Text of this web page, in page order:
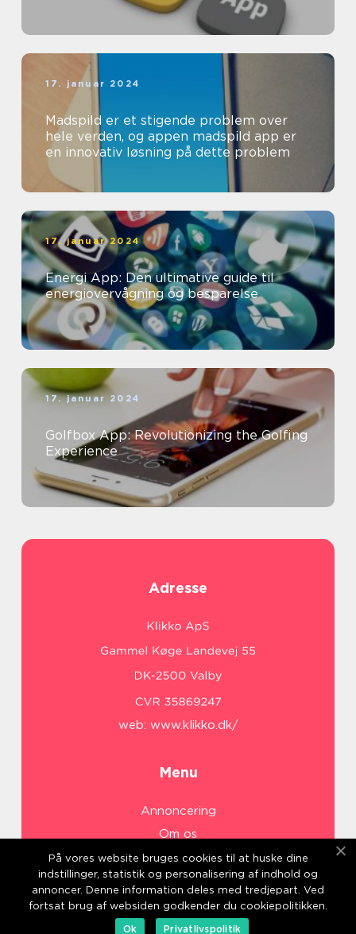
17. januar 2024
Madspild er et stigende problem over
hele verden, og appen madspild app er
en innovativ løsning på dette problem
17. januar 2024
Energi App: Den ultimative guide til
energiovervågning og besparelse
17. januar 2024
Golfbox App: Revolutionizing the Golfing
Experience
Adresse
web: www.klikko.dk/
Menu
Annoncering
Om os
Cookies
Kontakt os
Sitemap
På vores website bruges cookies til at huske dine
indstillinger, statistik og personalisering af indhold og
annoncer. Denne information deles med tredjepart. Ved
fortsat brug af websiden godkender du cookiepolitikken.
Ok
Privatlivspolitik